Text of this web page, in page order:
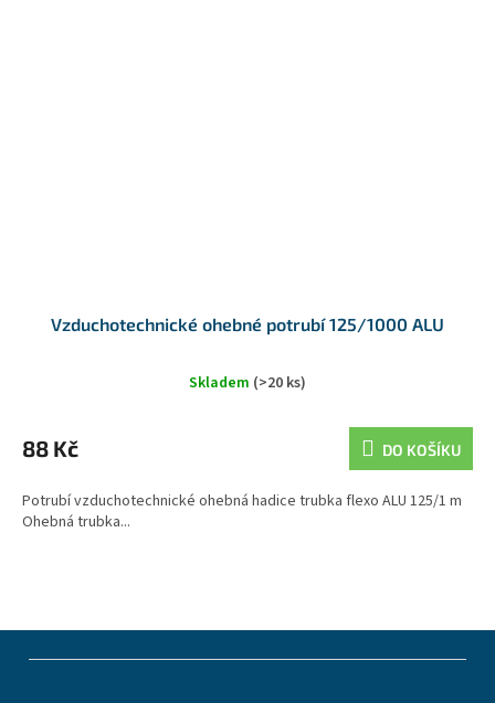
Vzduchotechnické ohebné potrubí 125/1000 ALU
Skladem (>20 ks)
88 Kč DO KOŠÍKU
Potrubí vzduchotechnické ohebná hadice trubka flexo ALU 125/1 m
Ohebná trubka...